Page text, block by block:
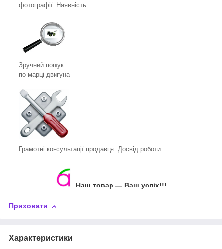
фотографії. Наявність.
Зручний пошук
по марці двигуна
Грамотні консультації продавця. Досвід роботи.
Наш товар ― Ваш успіх!!!
Приховати
Характеристики